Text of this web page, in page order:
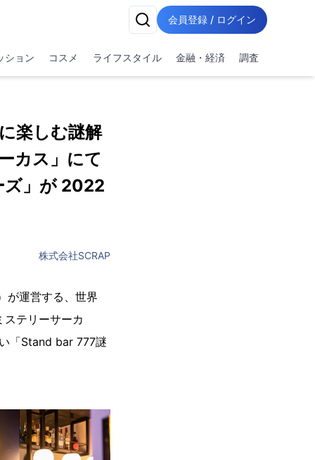
会員登録 / ログイン
ション コスメ ライフスタイル 金融・経済 調査
楽しむ謎解
カス」にて
ズ」が 2022
株式会社SCRAP
が運営する、世界
テリーサーカ
「Stand bar 777謎